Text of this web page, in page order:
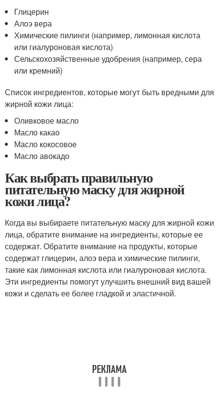
Глицерин
Алоэ вера
Химические пилинги (например, лимонная кислота
или гиалуроновая кислота)
Сельскохозяйственные удобрения (например, сера
или кремний)
Список ингредиентов, которые могут быть вредными для
жирной кожи лица:
Оливковое масло
Масло какао
Масло кокосовое
Масло авокадо
Как выбрать правильную
питательную маску для жирной
кожи лица?
Когда вы выбираете питательную маску для жирной кожи
лица, обратите внимание на ингредиенты, которые ее
содержат. Обратите внимание на продукты, которые
содержат глицерин, алоэ вера и химические пилинги,
такие как лимонная кислота или гиалуроновая кислота.
Эти ингредиенты помогут улучшить внешний вид вашей
кожи и сделать ее более гладкой и эластичной.